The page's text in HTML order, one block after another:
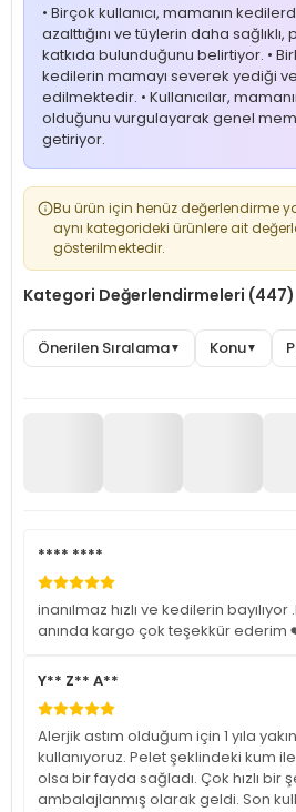
• Birçok kullanıcı, mamanın
azalttığını ve tüylerin daha
katkıda bulunduğunu belirtiyor. •
kedilerin mamayı severek yediği
edilmektedir. • Kullanıcılar,
olduğunu vurgulayarak genel
getiriyor.
Bu ürün için henüz değerlendirme
aynı kategorideki ürünlere ait
gösterilmektedir.
Kategori Değerlendirmeleri (447)
Önerilen Sıralama▼ Konu▼
**** ****
inanılmaz hızlı ve kedilerin
anında kargo çok teşekkür ederim
Y** Z** A**
Alerjik astım olduğum için 1 yıla
kullanıyoruz. Pelet şeklindeki kum
olsa bir fayda sağladı. Çok hızlı bir
ambalajlanmış olarak geldi. Son